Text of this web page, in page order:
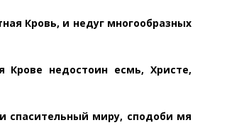
Кровь, и недуг многообразных
Крове недостоин есмь, Христе,
спасительный миру, сподоби мя